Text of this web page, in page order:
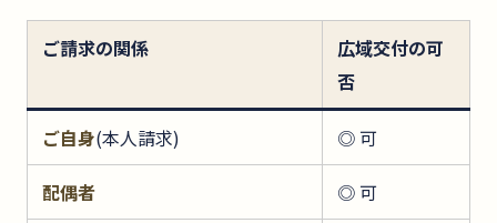
ご請求の関係
広域交付の可
否
ご自身(本人請求) ◎ 可
配偶者 ◎ 可